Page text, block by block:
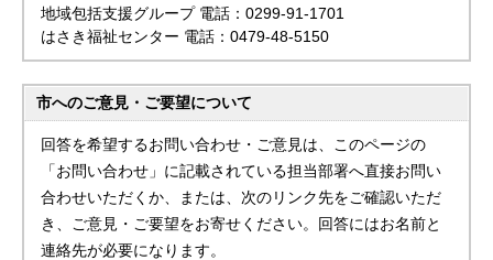
地域包括支援グループ 電話：0299-91-1701
はさき福祉センター 電話：0479-48-5150
市へのご意見・ご要望について
回答を希望するお問い合わせ・ご意見は、このページの
「お問い合わせ」に記載されている担当部署へ直接お問い
合わせいただくか、または、次のリンク先をご確認いただ
き、ご意見・ご要望をお寄せください。回答にはお名前と
連絡先が必要になります。